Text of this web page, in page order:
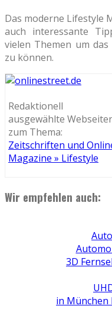
Das moderne Lifestyle
auch interessante
vielen Themen um
zu können.
Redaktionell
ausgewählte
zum Thema:
Zeitschriften und
Magazine » Lifestyle
Wir empfehlen auch:
3D
in